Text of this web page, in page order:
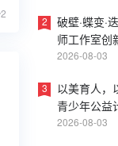
2
破壁·蝶变·
师工作室创
2026-08-03
2
以美育人
青少年公益
海戏剧学院
2026-08-03
3